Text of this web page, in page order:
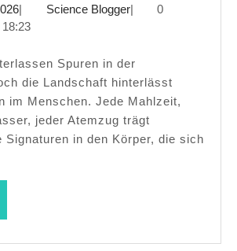
28.
März
| Science BloggerScience
|
0
18:23
die Landschaft hinterlässt
im Menschen. Jede Mahlzeit,
jeder Atemzug trägt
Signaturen in den Körper, die sich